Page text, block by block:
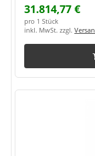
31.814,77 €
pro 1 Stück
inkl. MwSt. zzgl.